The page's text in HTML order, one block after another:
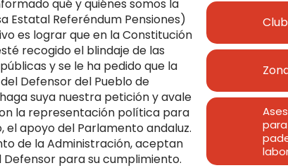
qué y quiénes somos la
Estatal Referéndum Pensiones)
es lograr que en la Constitución
recogido el blindaje de las
y se le ha pedido que la
Defensor del Pueblo de
suya nuestra petición y avale
la representación política para
apoyo del Parlamento andaluz.
de la Administración, aceptan
para su cumplimiento.